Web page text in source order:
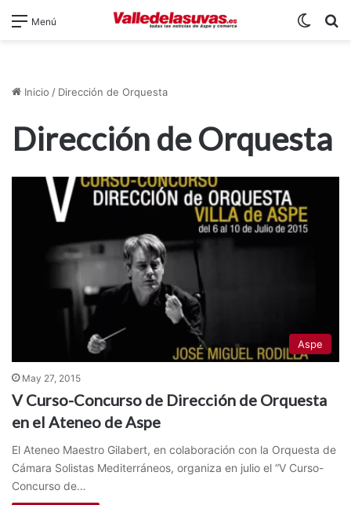
Menú
Inicio / Dirección de Orquesta
Dirección de Orquesta
Aspe
May 27, 2015
V Curso-Concurso de Dirección de Orquesta
en el Ateneo de Aspe
El Ateneo Maestro Gilabert, en colaboración con la Orquesta de
Cámara Solistas Mediterráneos, organiza en julio el “V Curso-
Concurso de…